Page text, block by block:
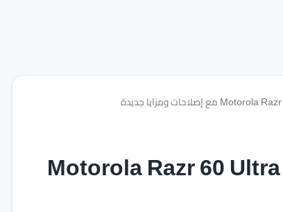
إطلاق تحديث Android 16 لهاتف Motorola Razr 60 Ultra